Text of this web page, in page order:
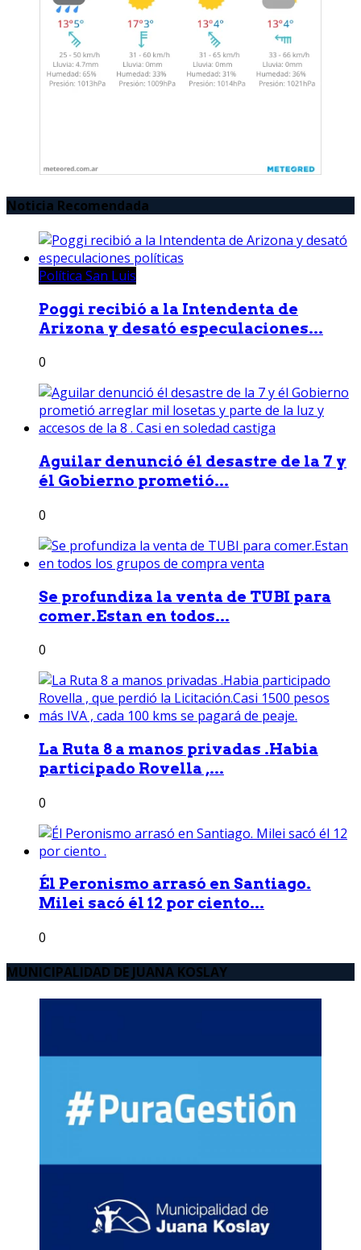
Noticia Recomendada
Política San Luis
Poggi recibió a la Intendenta de
Arizona y desató especulaciones...
0
Aguilar denunció él desastre de la 7 y
él Gobierno prometió...
0
Se profundiza la venta de TUBI para
comer.Estan en todos...
0
La Ruta 8 a manos privadas .Habia
participado Rovella ,...
0
Él Peronismo arrasó en Santiago.
Milei sacó él 12 por ciento...
0
MUNICIPALIDAD DE JUANA KOSLAY